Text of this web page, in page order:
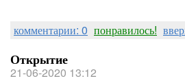
комментарии: 0 понравилось!
Открытие
21-06-2020 13:12